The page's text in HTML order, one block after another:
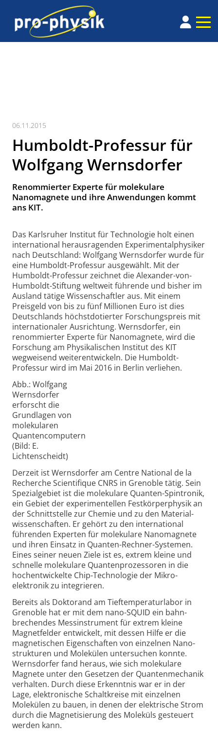
06.11.2015
Humboldt-Professur für
Wolfgang Wernsdorfer
Renommierter Experte für molekulare
Nanomagnete und ihre Anwendungen kommt
ans KIT.
Das Karlsruher Institut für Technologie holt einen
inter­national heraus­ragenden Experimental­physiker
nach Deutsch­land: Wolfgang Wernsdorfer wurde für
eine Humboldt-Professur ausgewählt. Mit der
Humboldt-Professur zeichnet die Alexander-von-
Humboldt-Stiftung weltweit führende und bisher im
Ausland tätige Wissen­schaftler aus. Mit einem
Preisgeld von bis zu fünf Millionen Euro ist dies
Deutschlands höchst­dotierter Forschungs­preis mit
inter­nationaler Ausrichtung. Wernsdorfer, ein
renommierter Experte für Nanomagnete, wird die
Forschung am Physika­lischen Institut des KIT
wegweisend weiter­entwickeln. Die Humboldt-
Professur wird im Mai 2016 in Berlin verliehen.
Abb.: Wolfgang
Wernsdorfer
erforscht die
Grundlagen von
molekularen
Quantencomputern
(Bild: E.
Lichtenscheidt)
Derzeit ist Wernsdorfer am Centre National de la
Recherche Scientifique CNRS in Grenoble tätig. Sein
Spezial­gebiet ist die molekulare Quanten-Spintronik,
ein Gebiet der experimen­tellen Festkörper­physik an
der Schnittstelle zur Chemie und zu den Material­
wissenschaften. Er gehört zu den international
führenden Experten für molekulare Nano­magnete
und ihren Einsatz in Quanten-Rechner-Systemen.
Eines seiner neuen Ziele ist es, extrem kleine und
schnelle molekulare Quanten­prozessoren in die
hoch­entwickelte Chip-Technologie der Mikro­
elektronik zu integrieren.
Bereits als Doktorand am Tief­temperatur­labor in
Grenoble hat er mit dem nano-SQUID ein bahn­
brechendes Mess­instrument für extrem kleine
Magnet­felder entwickelt, mit dessen Hilfe er die
magnetischen Eigen­schaften von einzelnen Nano­
strukturen und Molekülen unter­suchen konnte.
Wernsdorfer fand heraus, wie sich molekulare
Magnete unter den Gesetzen der Quanten­mechanik
verhalten. Durch diese Erkenntnis war er in der
Lage, elektro­nische Schalt­kreise mit einzelnen
Molekülen zu bauen, in denen der elektrische Strom
durch die Magneti­sierung des Moleküls gesteuert
werden kann.